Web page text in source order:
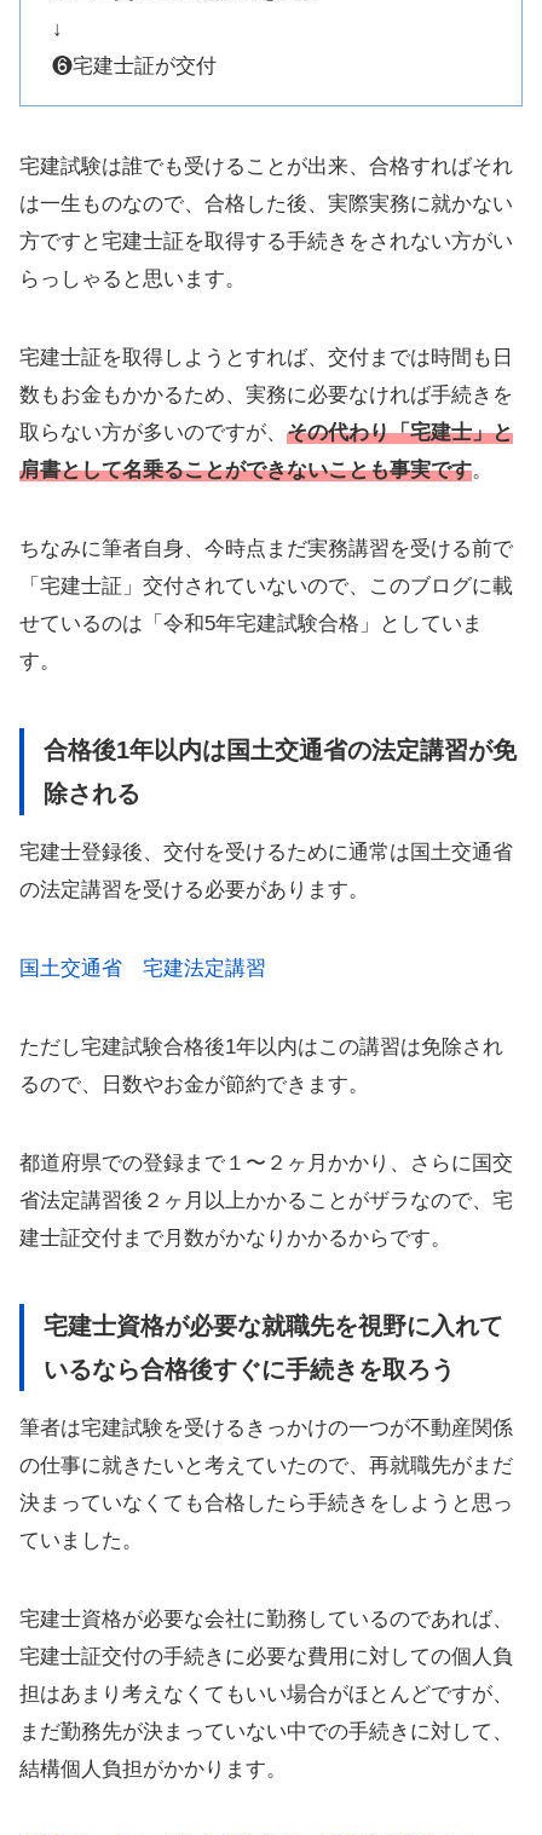
↓
❻宅建士証が交付
宅建試験は誰でも受けることが出来、合格すればそれ
は一生ものなので、合格した後、実際実務に就かない
方ですと宅建士証を取得する手続きをされない方がい
らっしゃると思います。
宅建士証を取得しようとすれば、交付までは時間も日
数もお金もかかるため、実務に必要なければ手続きを
取らない方が多いのですが、 その代わり「宅建士」と
肩書として名乗ることができないことも事実です。
ちなみに筆者自身、今時点まだ実務講習を受ける前で
「宅建士証」交付されていないので、このブログに載
せているのは「令和5年宅建試験合格」としていま
す。
合格後1年以内は国土交通省の法定講習が免
除される
宅建士登録後、交付を受けるために通常は国土交通省
の法定講習を受ける必要があります。
国土交通省 宅建法定講習
ただし宅建試験合格後1年以内はこの講習は免除され
るので、日数やお金が節約できます。
都道府県での登録まで１〜２ヶ月かかり、さらに国交
省法定講習後２ヶ月以上かかることがザラなので、宅
建士証交付まで月数がかなりかかるからです。
宅建士資格が必要な就職先を視野に入れて
いるなら合格後すぐに手続きを取ろう
筆者は宅建試験を受けるきっかけの一つが不動産関係
の仕事に就きたいと考えていたので、再就職先がまだ
決まっていなくても合格したら手続きをしようと思っ
ていました。
宅建士資格が必要な会社に勤務しているのであれば、
宅建士証交付の手続きに必要な費用に対しての個人負
担はあまり考えなくてもいい場合がほとんどですが、
まだ勤務先が決まっていない中での手続きに対して、
結構個人負担がかかります。